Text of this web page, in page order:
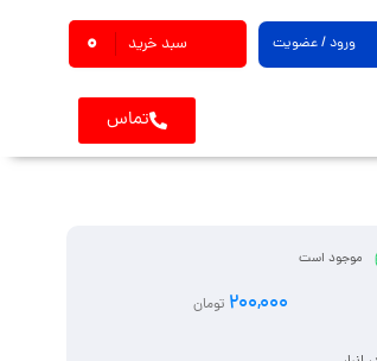
ورود / عضویت سبد خرید 0
تماس
موجود است
200,000 تومان